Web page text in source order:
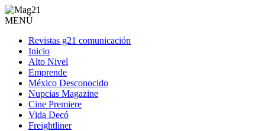
MENÚ
Revistas g21 comunicación
Inicio
Alto Nivel
Emprende
México Desconocido
Nupcias Magazine
Cine Premiere
Vida Decó
Freightliner